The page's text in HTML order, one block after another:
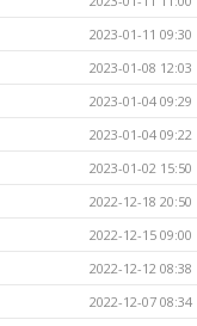
2023-01-11 09:30
2023-01-08 12:03
2023-01-04 09:29
2023-01-04 09:22
2023-01-02 15:50
2022-12-18 20:50
2022-12-15 09:00
2022-12-12 08:38
2022-12-07 08:34